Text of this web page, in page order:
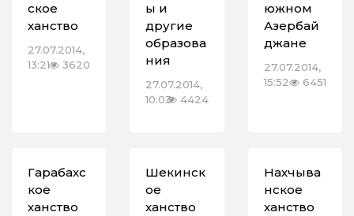
ское
ханство
27.07.2014,
13:21
3620
ы и
другие
образова
ния
27.07.2014,
10:03 4424
южном
Азербай
джане
27.07.2014,
15:52
6451
Гарабахс
кое
ханство
Шекинск
ое
ханство
Нахчыва
нское
ханство